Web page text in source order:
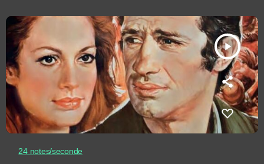
play_arrow
24 notes/seconde